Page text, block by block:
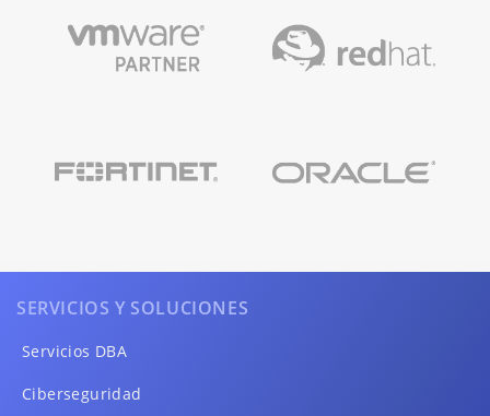
SERVICIOS Y SOLUCIONES
Servicios DBA
Ciberseguridad